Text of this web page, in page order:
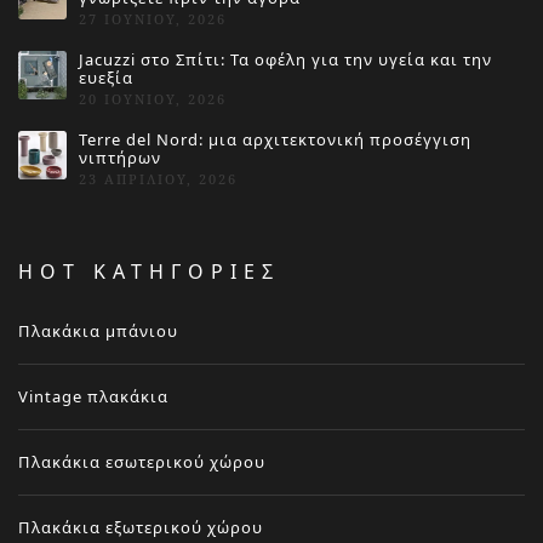
27 ΙΟΥΝΊΟΥ, 2026
Jacuzzi στο Σπίτι: Τα οφέλη για την υγεία και την
ευεξία
20 ΙΟΥΝΊΟΥ, 2026
Terre del Nord: μια αρχιτεκτονική προσέγγιση
νιπτήρων
23 ΑΠΡΙΛΊΟΥ, 2026
HOT ΚΑΤΗΓΟΡΙΕΣ
Πλακάκια μπάνιου
Vintage πλακάκια
Πλακάκια εσωτερικού χώρου
Πλακάκια εξωτερικού χώρου